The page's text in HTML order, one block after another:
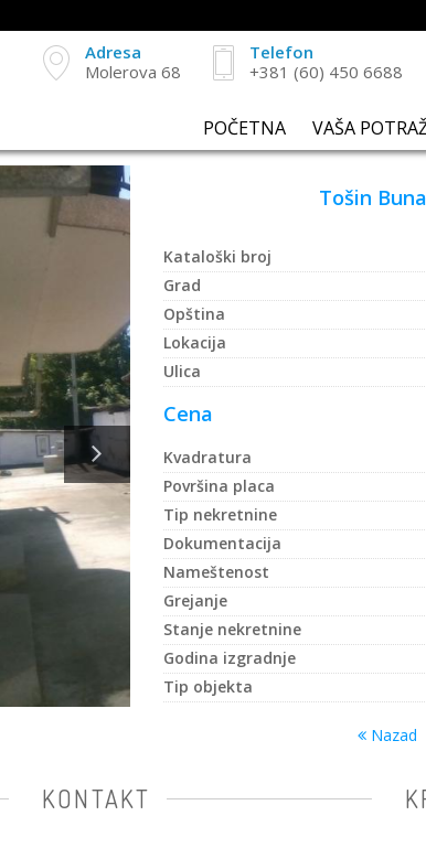
Adresa
Molerova 68
Telefon
+381 (60) 450 6688
POČETNA VAŠA
Tošin
Kataloški broj
Grad
Opština
Lokacija
Ulica
Cena
Kvadratura
Površina placa
Tip nekretnine
Dokumentacija
Nameštenost
Grejanje
Stanje nekretnine
Godina izgradnje
Tip objekta
Nazad
KONTAKT